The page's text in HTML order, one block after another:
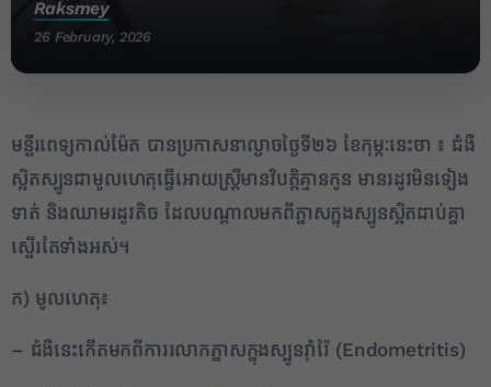
Raksmey
26 February, 2026
មន្ទីរពេទ្យកាល់ម៉ែត បានប្រកាសនាល្ងាចថ្ងៃទី២៦ ខែកុម្ភៈនេះថា ៖ ជំងឺ
ស្អិតស្បូនជាមូលហេតុធ្វើអោយស្ត្រីមានវិបត្តិគ្មានកូន មានរដូវមិនទៀង
ទាត់ និងឈាមរដូវតិច ដែលបណ្តាលមកពីភ្នាសក្នុងស្បូនស្អិតជាប់គ្នា
ស្ទើរតែទាំងអស់។
ក) មូលហេតុ៖
– ជំងឺនេះកើតមកពីការរលាកភ្នាសក្នុងស្បូនរ៉ាំរ៉ៃ (Endometritis)